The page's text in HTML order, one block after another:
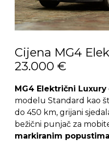
Cijena MG4
23.000 €
MG4 Električni Luxury
modelu Standard kao
do 450 km, grijani
bežični punjač za
markiranim